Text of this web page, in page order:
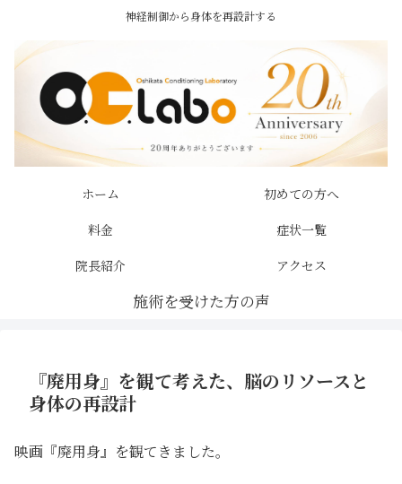
神経制御から身体を再設計する
ホーム
初めての方へ
料金
症状一覧
院長紹介
アクセス
『廃用身』を観て考えた、脳のリソースと
身体の再設計
映画『廃用身』を観てきました。